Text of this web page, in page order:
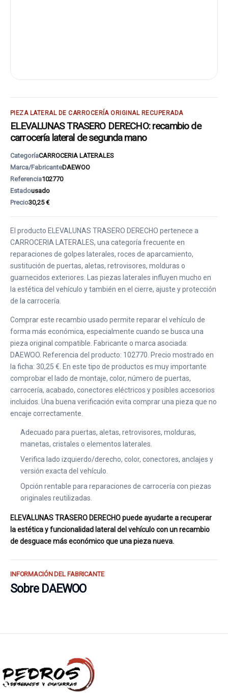
PIEZA LATERAL DE CARROCERÍA ORIGINAL RECUPERADA
ELEVALUNAS TRASERO DERECHO: recambio de
carrocería lateral de segunda mano
CategoríaCARROCERIA LATERALES
Marca/FabricanteDAEWOO
Referencia102770
Estadousado
Precio30,25 €
El producto ELEVALUNAS TRASERO DERECHO pertenece a
CARROCERIA LATERALES, una categoría frecuente en
reparaciones de golpes laterales, roces de aparcamiento,
sustitución de puertas, aletas, retrovisores, molduras o
guarnecidos exteriores. Las piezas laterales influyen mucho en
la estética del vehículo y también en el cierre, ajuste y protección
de la carrocería.
Comprar este recambio usado permite reparar el vehículo de
forma más económica, especialmente cuando se busca una
pieza original compatible. Fabricante o marca asociada:
DAEWOO. Referencia del producto: 102770. Precio mostrado en
la ficha: 30,25 €. En este tipo de productos es muy importante
comprobar el lado de montaje, color, número de puertas,
carrocería, acabado, conectores eléctricos y posibles accesorios
incluidos. Una buena verificación evita comprar una pieza que no
encaje correctamente.
Adecuado para puertas, aletas, retrovisores, molduras,
manetas, cristales o elementos laterales.
Verifica lado izquierdo/derecho, color, conectores, anclajes y
versión exacta del vehículo.
Opción rentable para reparaciones de carrocería con piezas
originales reutilizadas.
ELEVALUNAS TRASERO DERECHO puede ayudarte a recuperar
la estética y funcionalidad lateral del vehículo con un recambio
de desguace más económico que una pieza nueva.
INFORMACIÓN DEL FABRICANTE
Sobre DAEWOO